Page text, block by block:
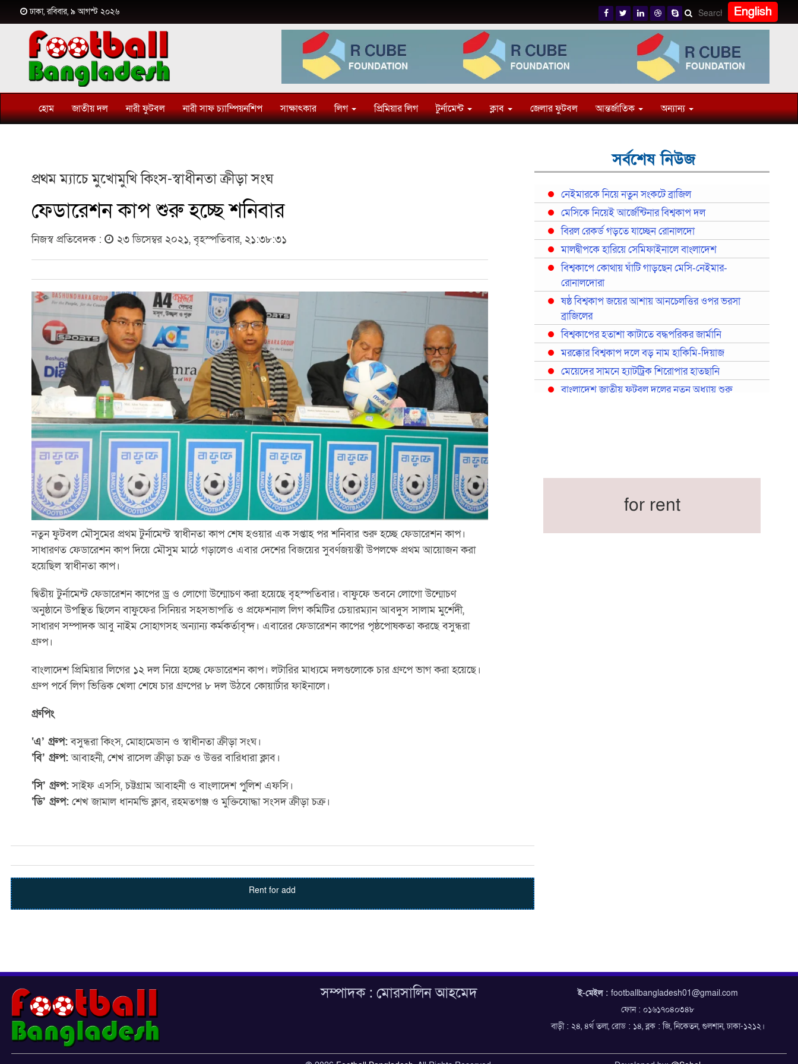
ঢাকা, রবিবার, ৯ আগস্ট ২০২৬ English
হোম জাতীয় দল নারী ফুটবল নারী সাফ চ্যাম্পিয়নশিপ সাক্ষাৎকার লিগ প্রিমিয়ার লিগ টুর্নামেন্ট ক্লাব জেলার ফুটবল আন্তর্জাতিক অন্যান্য
প্রথম ম্যাচে মুখোমুখি কিংস-স্বাধীনতা ক্রীড়া সংঘ
ফেডারেশন কাপ শুরু হচ্ছে শনিবার
নিজস্ব প্রতিবেদক : ২৩ ডিসেম্বর ২০২১, বৃহস্পতিবার, ২১:৩৮:৩১
নতুন ফুটবল মৌসুমের প্রথম টুর্নামেন্ট স্বাধীনতা কাপ শেষ হওয়ার এক সপ্তাহ পর শনিবার শুরু হচ্ছে ফেডারেশন কাপ।
সাধারণত ফেডারেশন কাপ দিয়ে মৌসুম মাঠে গড়ালেও এবার দেশের বিজয়ের সুবর্ণজয়ন্তী উপলক্ষে প্রথম আয়োজন করা
হয়েছিল স্বাধীনতা কাপ।
দ্বিতীয় টুর্নামেন্ট ফেডারেশন কাপের ড্র ও লোগো উন্মোচণ করা হয়েছে বৃহস্পতিবার। বাফুফে ভবনে লোগো উন্মোচণ
অনুষ্ঠানে উপস্থিত ছিলেন বাফুফের সিনিয়র সহসভাপতি ও প্রফেশনাল লিগ কমিটির চেয়ারম্যান আবদুস সালাম মুর্শেদী,
সাধারণ সম্পাদক আবু নাইম সোহাগসহ অন্যান্য কর্মকর্তাবৃন্দ। এবারের ফেডারেশন কাপের পৃষ্ঠপোষকতা করছে বসুন্ধরা
গ্রুপ।
বাংলাদেশ প্রিমিয়ার লিগের ১২ দল নিয়ে হচ্ছে ফেডারেশন কাপ। লটারির মাধ্যমে দলগুলোকে চার গ্রুপে ভাগ করা হয়েছে।
গ্রুপ পর্বে লিগ ভিত্তিক খেলা শেষে চার গ্রুপের ৮ দল উঠবে কোয়ার্টার ফাইনালে।
গ্রুপিং
‘এ’ গ্রুপ:বসুন্ধরা কিংস, মোহামেডান ও স্বাধীনতা ক্রীড়া সংঘ।
‘বি’ গ্রুপ:আবাহনী, শেখ রাসেল ক্রীড়া চক্র ও উত্তর বারিধারা ক্লাব।
‘সি’ গ্রুপ:সাইফ এসসি, চট্টগ্রাম আবাহনী ও বাংলাদেশ পুুলিশ এফসি।
‘ডি’ গ্রুপ:শেখ জামাল ধানমন্ডি ক্লাব, রহমতগঞ্জ ও মুক্তিযোদ্ধা সংসদ ক্রীড়া চক্র।
Rent for add
সর্বশেষ নিউজ
নেইমারকে নিয়ে নতুন সংকটে ব্রাজিল
মেসিকে নিয়েই আর্জেন্টিনার বিশ্বকাপ দল
বিরল রেকর্ড গড়তে যাচ্ছেন রোনালদো
মালদ্বীপকে হারিয়ে সেমিফাইনালে বাংলাদেশ
বিশ্বকাপে কোথায় ঘাঁটি গাড়ছেন মেসি-নেইমার-
রোনালদোরা
ষষ্ঠ বিশ্বকাপ জয়ের আশায় আনচেলত্তির ওপর ভরসা
ব্রাজিলের
বিশ্বকাপের হতাশা কাটাতে বদ্ধপরিকর জার্মানি
মরক্কোর বিশ্বকাপ দলে বড় নাম হাকিমি-দিয়াজ
মেয়েদের সামনে হ্যাটট্রিক শিরোপার হাতছানি
বাংলাদেশ জাতীয় ফুটবল দলের নতুন অধ্যায় শুরু
সরিয়ে নিয়েছে ইরান
বর্ষসেরা ক্রীড়াবিদ ও পপুলার চয়েজসহ ফুটবলার হামজা
for rent
সম্পাদক : মোরসালিন আহমেদ ই-মেইল : footballbangladesh01@gmail.com
ফোন : ০১৬১৭০৪০৩৪৮
বাড়ী : ২৪, ৪র্থ তলা, রোড : ১৪, ব্লক : জি, নিকেতন, গুলশান, ঢাকা-১২১২।